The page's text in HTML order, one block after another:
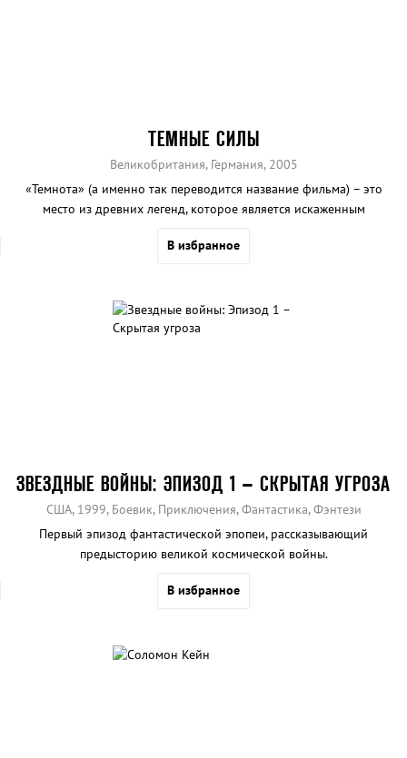
ТЕМНЫЕ СИЛЫ
Великобритания, Германия, 2005
«Темнота» (а именно так переводится название фильма) – это
место из древних легенд, которое является искаженным
вызволить свою единственную дочь Сару мать-тигрица Адель...
В избранное
ЗВЕЗДНЫЕ ВОЙНЫ: ЭПИЗОД 1 – СКРЫТАЯ УГРОЗА
США, 1999, Боевик, Приключения, Фантастика, Фэнтези
Первый эпизод фантастической эпопеи, рассказывающий
предысторию великой космической войны.
В избранное